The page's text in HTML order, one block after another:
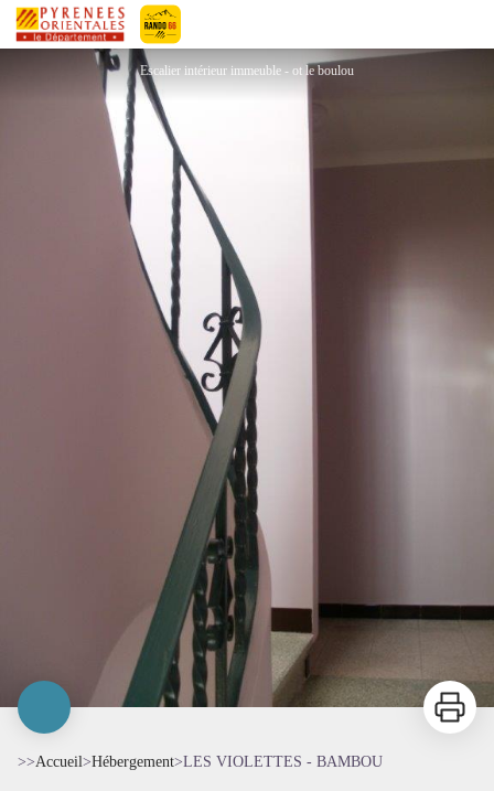
Pyrénées-Orientales Le Département
LES VIOLETTES - BAMBOU
Escalier intérieur immeuble - ot le boulou
Imprimer
>>Accueil>Hébergement>LES VIOLETTES - BAMBOU